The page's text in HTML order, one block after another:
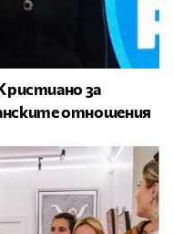
за
отношения